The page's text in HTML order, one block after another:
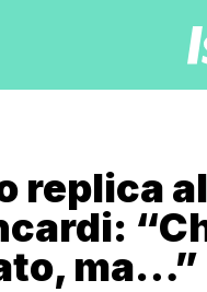
replica
ma…”